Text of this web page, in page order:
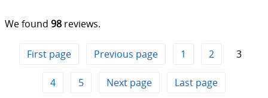
We found 98 reviews.
First page Previous page 1 2 3
4 5 Next page Last page